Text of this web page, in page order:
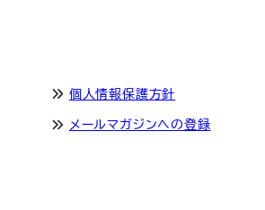
個人情報保護方針
メールマガジンへの登録